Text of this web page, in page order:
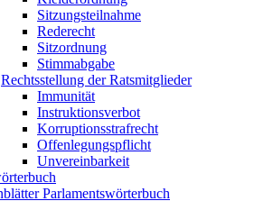
Sitzungsteilnahme
Rederecht
Sitzordnung
Stimmabgabe
Rechtsstellung der Ratsmitglieder
Immunität
Instruktionsverbot
Korruptionsstrafrecht
Offenlegungspflicht
Unvereinbarkeit
Parlamentswörterbuch